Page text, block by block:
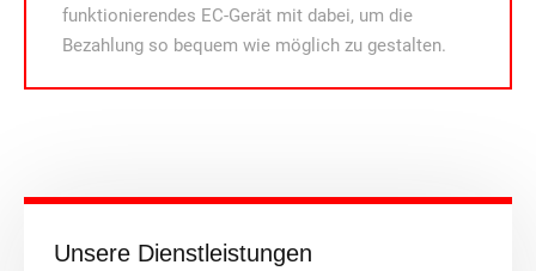
Unsere Dienstleistungen
funktionierendes EC-Gerät mit dabei, um die
Bezahlung so bequem wie möglich zu gestalten.